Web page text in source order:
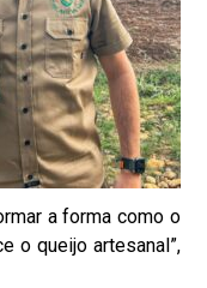
a forma como o
o queijo artesanal”,